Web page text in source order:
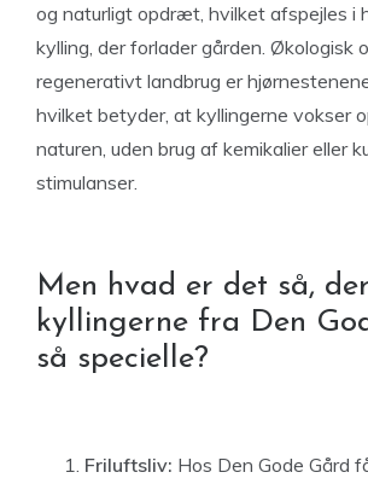
og naturligt opdræt, hvilket afspejles i
kylling, der forlader gården. Økologisk
regenerativt landbrug er
hvilket betyder, at kyllingerne vokser
naturen, uden brug af kemikalier eller
stimulanser.
Men hvad er det så,
kyllingerne fra Den
så specielle?
Friluftsliv: Hos Den Gode Gård